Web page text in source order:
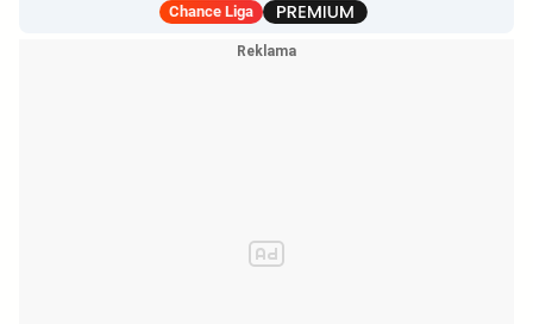
Ustojí to Hyský?
Chance Liga